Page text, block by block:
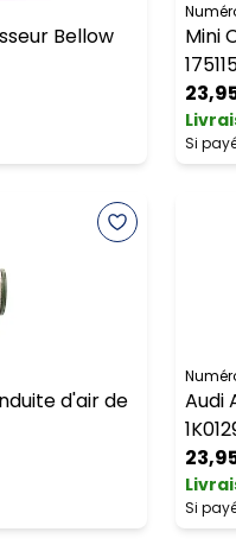
Bellow
Mini
Si
d'air de
Audi
Si